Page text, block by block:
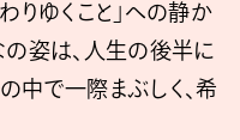
りゆくこと」への静か
の姿は、人生の後半に
中で一際まぶしく、希